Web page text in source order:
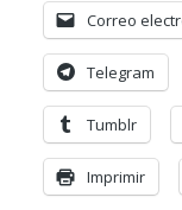
Correo
Telegram
Tumblr
Imprimir